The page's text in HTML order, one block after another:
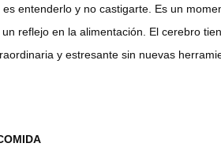
entenderlo y no castigarte. Es un
reflejo en la alimentación. El cerebro
y estresante sin nuevas